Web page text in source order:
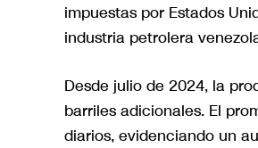
impuestas por Estados
industria petrolera
Desde julio de 2024, la
barriles adicionales. El
diarios, evidenciando un